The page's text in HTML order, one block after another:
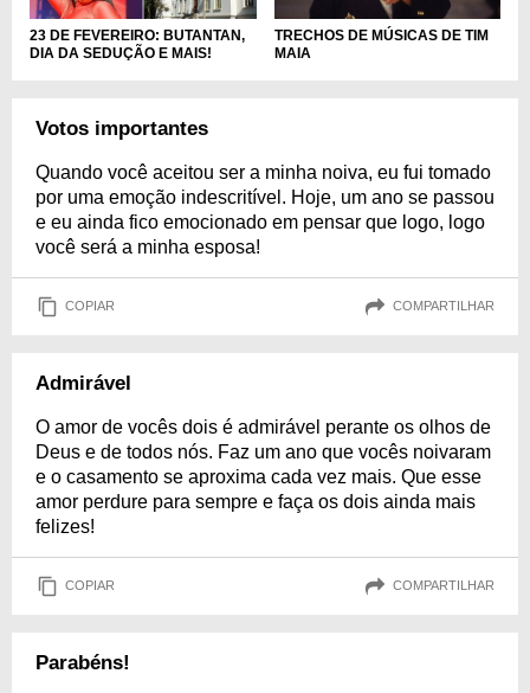
23 DE FEVEREIRO: BUTANTAN,
DIA DA SEDUÇÃO E MAIS!
TRECHOS DE MÚSICAS DE TIM
MAIA
Votos importantes
Quando você aceitou ser a minha noiva, eu fui tomado
por uma emoção indescritível. Hoje, um ano se passou
e eu ainda fico emocionado em pensar que logo, logo
você será a minha esposa!
COPIAR COMPARTILHAR
Admirável
O amor de vocês dois é admirável perante os olhos de
Deus e de todos nós. Faz um ano que vocês noivaram
e o casamento se aproxima cada vez mais. Que esse
amor perdure para sempre e faça os dois ainda mais
felizes!
COPIAR COMPARTILHAR
Parabéns!